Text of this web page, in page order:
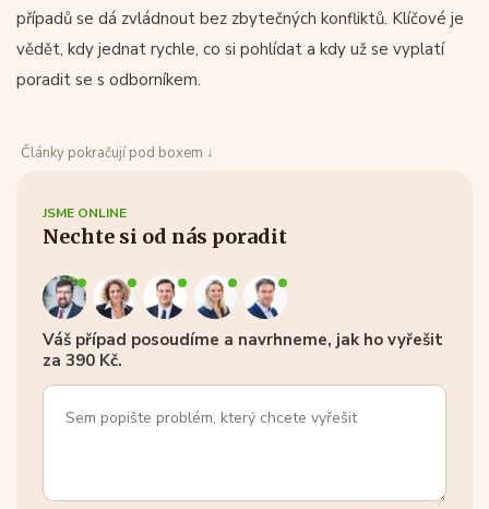
případů se dá zvládnout bez zbytečných konfliktů. Klíčové je
vědět, kdy jednat rychle, co si pohlídat a kdy už se vyplatí
poradit se s odborníkem.
Články pokračují pod boxem ↓
JSME ONLINE
Nechte si od nás poradit
Váš případ posoudíme a navrhneme, jak ho vyřešit
za 390 Kč.